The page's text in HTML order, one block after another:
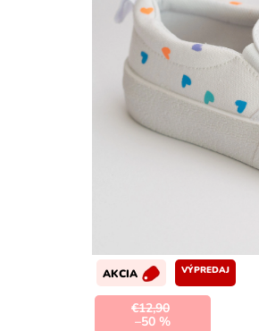
AKCIA VÝPREDAJ
€12,90
–50 %